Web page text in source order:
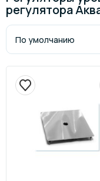
регулятора